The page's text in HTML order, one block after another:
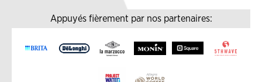
Appuyés fièrement par nos partenaires: